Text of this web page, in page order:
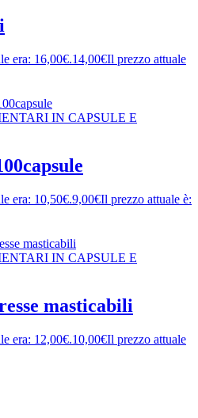
era: 16,00€.14,00€Il prezzo attuale
IN CAPSULE E
era: 10,50€.9,00€Il prezzo attuale è:
IN CAPSULE E
masticabili
era: 12,00€.10,00€Il prezzo attuale